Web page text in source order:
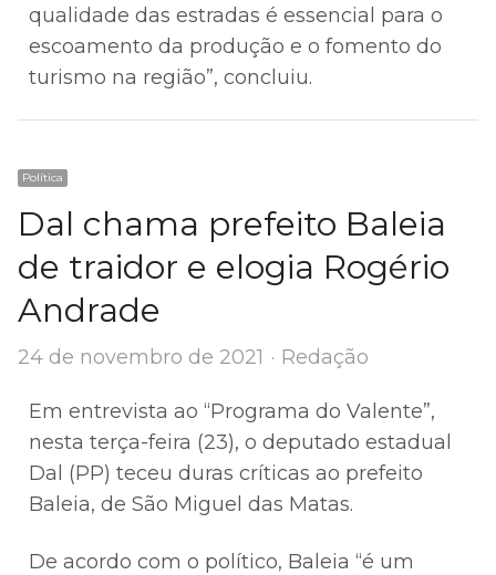
qualidade das estradas é essencial para o
escoamento da produção e o fomento do
turismo na região”, concluiu.
Política
Dal chama prefeito Baleia
de traidor e elogia Rogério
Andrade
24 de novembro de 2021 Author
Redação
Em entrevista ao “Programa do Valente”,
nesta terça-feira (23), o deputado estadual
Dal (PP) teceu duras críticas ao prefeito
Baleia, de São Miguel das Matas.
De acordo com o político, Baleia “é um